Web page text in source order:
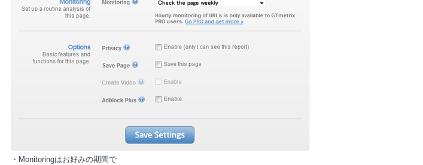
・Monitoringはお好みの期間で